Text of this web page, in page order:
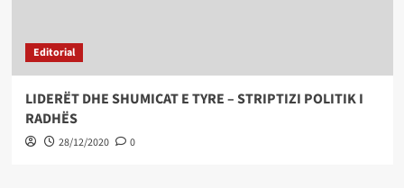
Editorial
LIDERËT DHE SHUMICAT E TYRE – STRIPTIZI POLITIK I
RADHËS
28/12/2020 0